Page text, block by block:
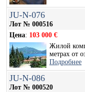
JU-N-076
Лот № 000516
Цена: 103 000 €
Жилой
метрах от
Подробнее
JU-N-086
Лот № 000520